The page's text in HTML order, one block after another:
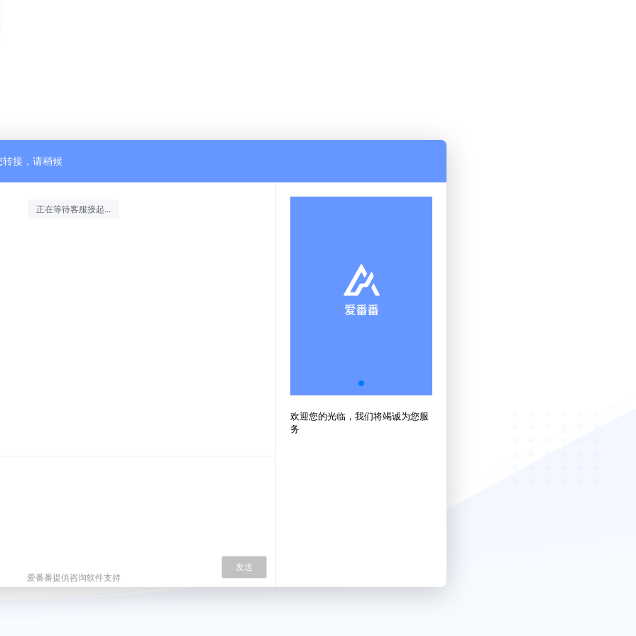
接，请稍候
正在等待客服接起...
发送
欢迎您的光临，我们将竭诚为您服
务